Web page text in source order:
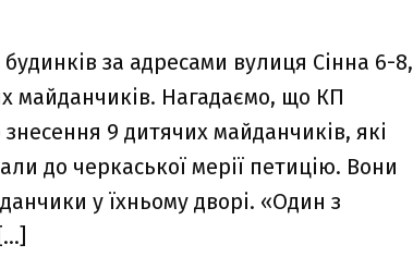
за адресами вулиця Сінна 6-8,
майданчиків. Нагадаємо, що КП
9 дитячих майданчиків, які
до черкаської мерії петицію. Вони
у їхньому дворі. «Один з